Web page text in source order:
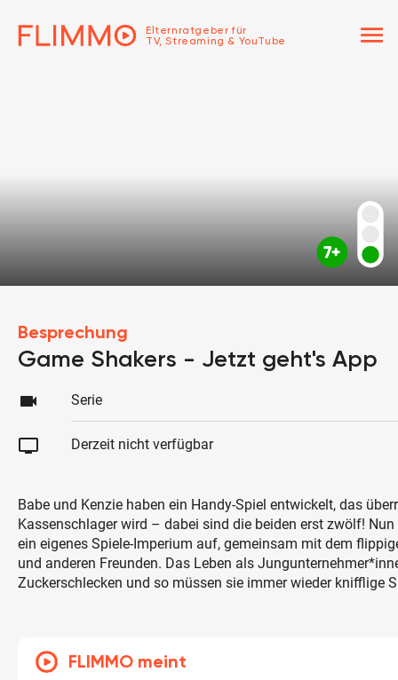
Elternratgeber für
TV, Streaming & YouTube
menu
Besprechung
Game Shakers - Jetzt geht's App
videocam Serie
tv Derzeit nicht verfügbar
Babe und Kenzie haben ein Handy-Spiel entwickelt, das
Kassenschlager wird – dabei sind die beiden erst zwölf!
ein eigenes Spiele-Imperium auf, gemeinsam mit dem
und anderen Freunden. Das Leben als
Zuckerschlecken und so müssen sie immer wieder knifflige
FLIMMO meint